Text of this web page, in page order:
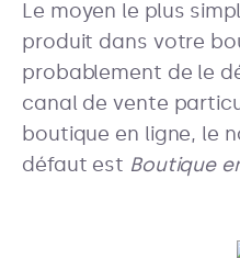
Le moyen le plus
produit dans votre
probablement de le
canal de vente
boutique en ligne, le
défaut est Boutique